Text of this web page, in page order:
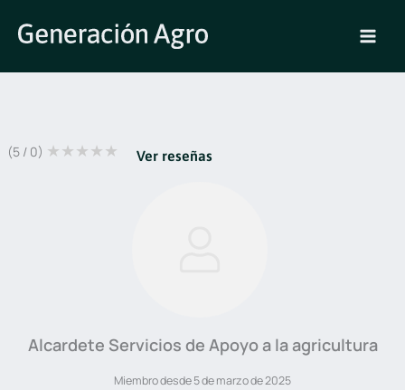
★
★
★
★
★
(0 / 5) Ver reseñas
Alcardete Servicios de Apoyo a la agricultura
Miembro desde 5 de marzo de 2025